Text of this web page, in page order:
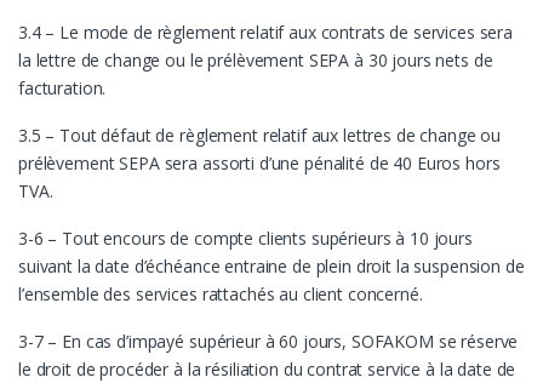
3.4 – Le mode de règlement relatif aux contrats de services sera
la lettre de change ou le prélèvement SEPA à 30 jours nets de
facturation.
3.5 – Tout défaut de règlement relatif aux lettres de change ou
prélèvement SEPA sera assorti d’une pénalité de 40 Euros hors
TVA.
3-6 – Tout encours de compte clients supérieurs à 10 jours
suivant la date d’échéance entraine de plein droit la suspension de
l’ensemble des services rattachés au client concerné.
3-7 – En cas d’impayé supérieur à 60 jours, SOFAKOM se réserve
le droit de procéder à la résiliation du contrat service à la date de